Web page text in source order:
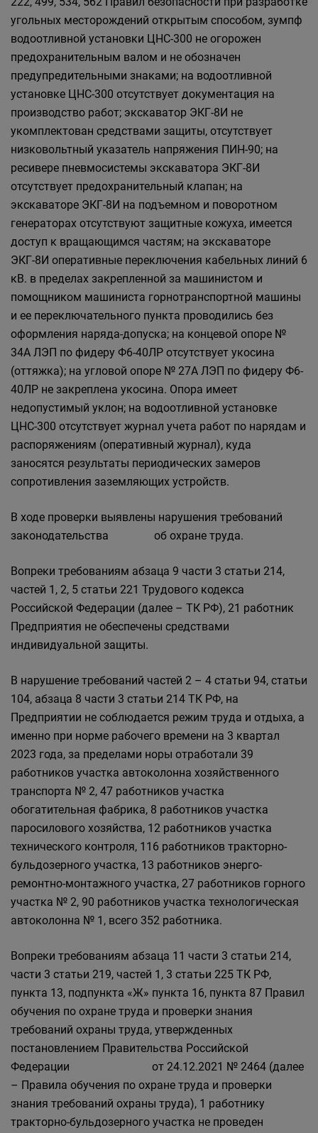
угольных месторождений открытым способом, зумпф
водоотливной установки ЦНС-300 не огорожен
предохранительным валом и не обозначен
предупредительными знаками; на водоотливной
установке ЦНС-300 отсутствует документация на
производство работ; экскаватор ЭКГ-8И не
укомплектован средствами защиты, отсутствует
низковольтный указатель напряжения ПИН-90; на
ресивере пневмосистемы экскаватора ЭКГ-8И
отсутствует предохранительный клапан; на
экскаваторе ЭКГ-8И на подъемном и поворотном
генераторах отсутствуют защитные кожуха, имеется
доступ к вращающимся частям; на экскаваторе
ЭКГ-8И оперативные переключения кабельных линий 6
кВ. в пределах закрепленной за машинистом и
помощником машиниста горнотранспортной машины
и ее переключательного пункта проводились без
оформления наряда-допуска; на концевой опоре №
34А ЛЭП по фидеру Ф6-40ЛР отсутствует укосина
(оттяжка); на угловой опоре № 27А ЛЭП по фидеру Ф6-
40ЛР не закреплена укосина. Опора имеет
недопустимый уклон; на водоотливной установке
ЦНС-300 отсутствует журнал учета работ по нарядам и
распоряжениям (оперативный журнал), куда
заносятся результаты периодических замеров
сопротивления заземляющих устройств.
В ходе проверки выявлены нарушения требований
законодательства об охране труда.
Вопреки требованиям абзаца 9 части 3 статьи 214,
частей 1, 2, 5 статьи 221 Трудового кодекса
Российской Федерации (далее – ТК РФ), 21 работник
Предприятия не обеспечены средствами
индивидуальной защиты.
В нарушение требований частей 2 – 4 статьи 94, статьи
104, абзаца 8 части 3 статьи 214 ТК РФ, на
Предприятии не соблюдается режим труда и отдыха, а
именно при норме рабочего времени на 3 квартал
2023 года, за пределами норы отработали 39
работников участка автоколонна хозяйственного
транспорта № 2, 47 работников участка
обогатительная фабрика, 8 работников участка
паросилового хозяйства, 12 работников участка
технического контроля, 116 работников тракторно-
бульдозерного участка, 13 работников энерго-
ремонтно-монтажного участка, 27 работников горного
участка № 2, 90 работников участка технологическая
автоколонна № 1, всего 352 работника.
Вопреки требованиям абзаца 11 части 3 статьи 214,
части 3 статьи 219, частей 1, 3 статьи 225 ТК РФ,
пункта 13, подпункта «Ж» пункта 16, пункта 87 Правил
обучения по охране труда и проверки знания
требований охраны труда, утвержденных
постановлением Правительства Российской
Федерации от 24.12.2021 № 2464 (далее
– Правила обучения по охране труда и проверки
знания требований охраны труда), 1 работнику
тракторно-бульдозерного участка не проведен